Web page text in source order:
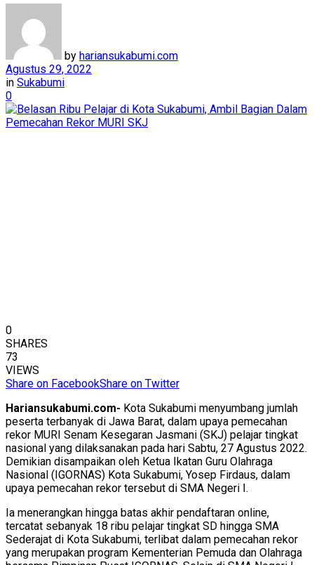
by hariansukabumi.com
Agustus 29, 2022
in Sukabumi
0
0
SHARES
73
VIEWS
Share on FacebookShare on Twitter
Hariansukabumi.com- Kota Sukabumi menyumbang jumlah
peserta terbanyak di Jawa Barat, dalam upaya pemecahan
rekor MURI Senam Kesegaran Jasmani (SKJ) pelajar tingkat
nasional yang dilaksanakan pada hari Sabtu, 27 Agustus 2022.
Demikian disampaikan oleh Ketua Ikatan Guru Olahraga
Nasional (IGORNAS) Kota Sukabumi, Yosep Firdaus, dalam
upaya pemecahan rekor tersebut di SMA Negeri I.
Ia menerangkan hingga batas akhir pendaftaran online,
tercatat sebanyak 18 ribu pelajar tingkat SD hingga SMA
Sederajat di Kota Sukabumi, terlibat dalam pemecahan rekor
yang merupakan program Kementerian Pemuda dan Olahraga